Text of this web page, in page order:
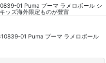
01 Puma プーマ ラメロボール シ
ッズ海外限定ものが豊富
01 Puma プーマ ラメロボール